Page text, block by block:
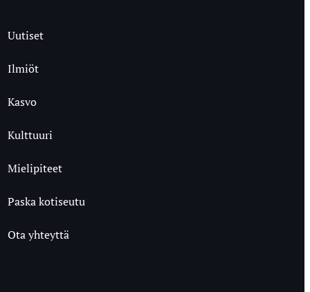
Uutiset
Ilmiöt
Kasvo
Kulttuuri
Mielipiteet
Paska kotiseutu
Ota yhteyttä